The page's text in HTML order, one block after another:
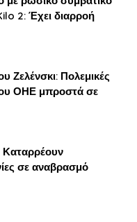
2: Έχει διαρροή
Ζελένσκι: Πολεμικές
ΟΗΕ μπροστά σε
σε αναβρασμό